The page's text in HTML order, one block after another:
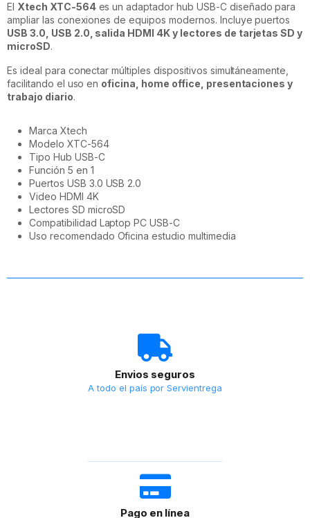
El Xtech XTC-564es un adaptador hub USB-C diseñado para
ampliar las conexiones de equipos modernos. Incluye puertos
USB 3.0, USB 2.0, salida HDMI 4K y lectores de tarjetas SD y
microSD.
Es ideal para conectar múltiples dispositivos simultáneamente,
facilitando el uso en oficina, home office, presentaciones y
trabajo diario.
Marca Xtech
Modelo XTC-564
Tipo Hub USB-C
Función 5 en 1
Puertos USB 3.0 USB 2.0
Video HDMI 4K
Lectores SD microSD
Compatibilidad Laptop PC USB-C
Uso recomendado Oficina estudio multimedia
Envios seguros
A todo el país por Servientrega
Pago en línea